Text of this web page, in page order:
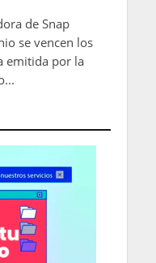
de Snap
se vencen los
emitida por la